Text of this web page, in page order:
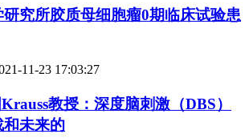
研究所胶质母细胞瘤0期临床试验患
11-23 17:03:27
教授：深度脑刺激（DBS）
和未来的